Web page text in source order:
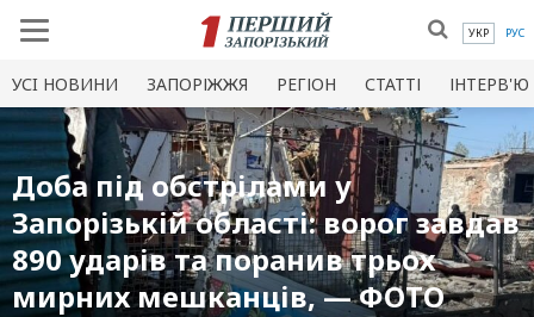
УКР РУС
УСI НОВИНИ ЗАПОРІЖЖЯ РЕГІОН СТАТТІ ІНТЕРВ'Ю
Доба під обстрілами у
Запорізькій області: ворог завдав
890 ударів та поранив трьох
мирних мешканців, — ФОТО